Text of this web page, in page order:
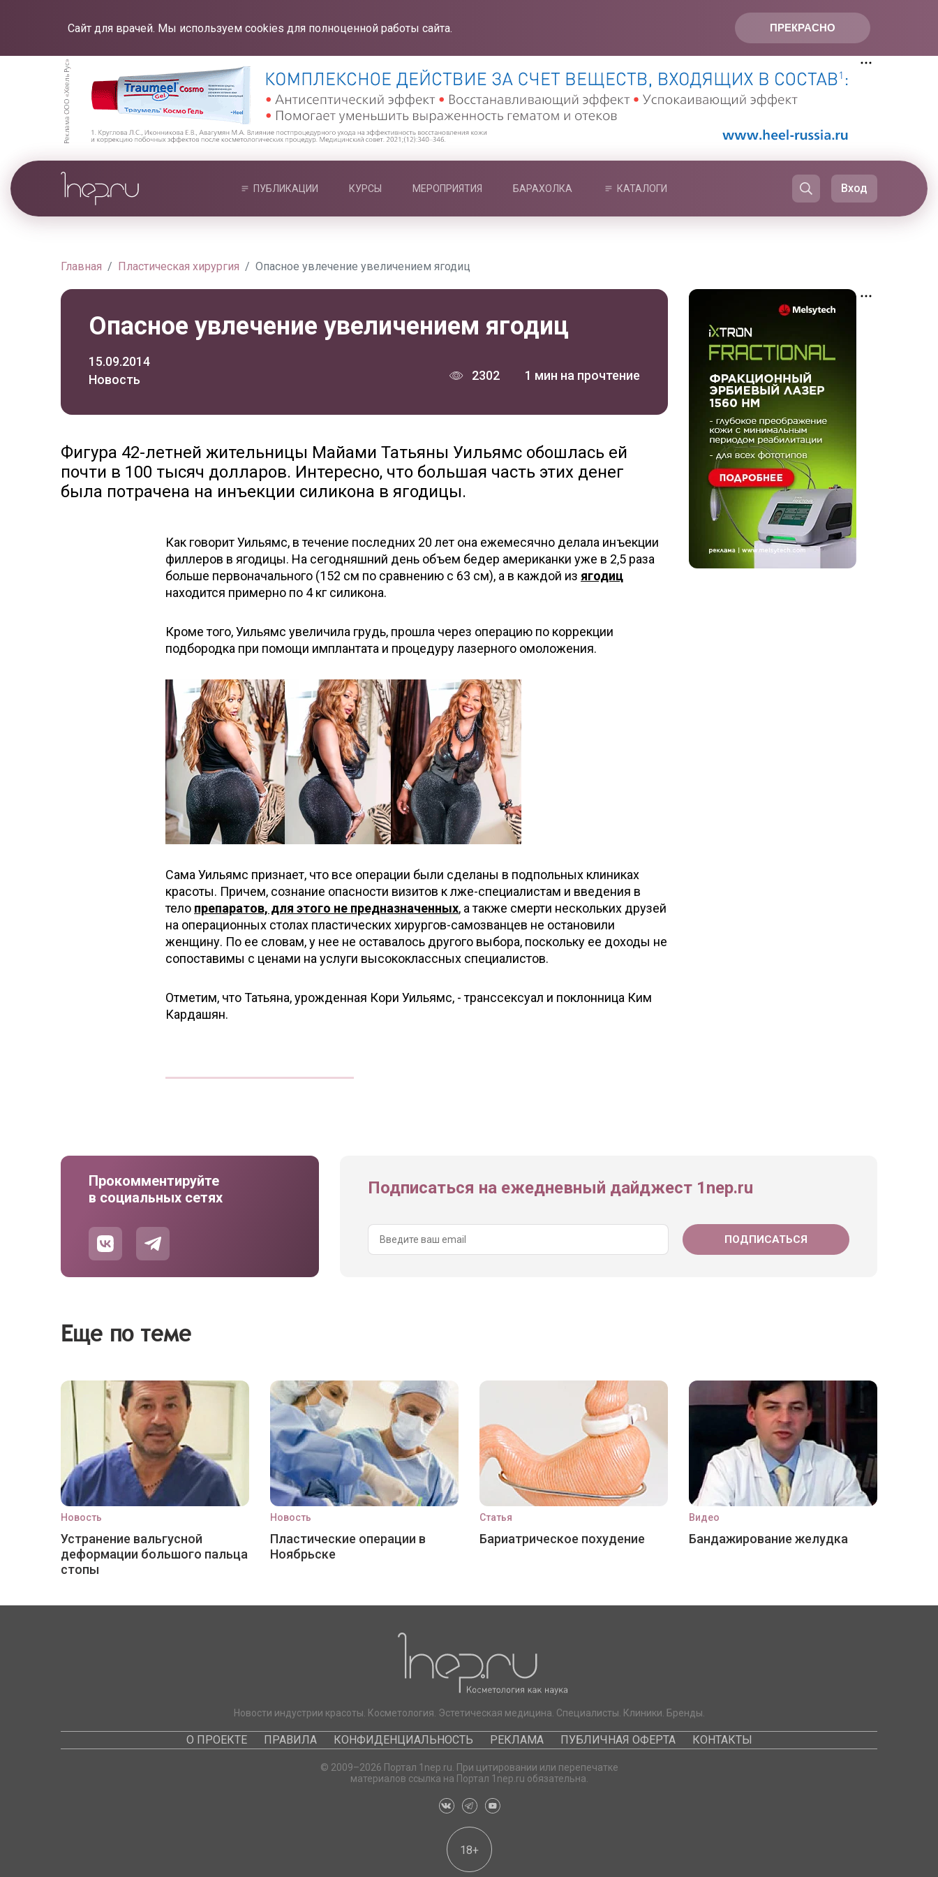
ПРЕКРАСНО
Сайт для врачей. Мы используем cookies для полноценной работы сайта.
ПУБЛИКАЦИИ КУРСЫ МЕРОПРИЯТИЯ БАРАХОЛКА КАТАЛОГИ Вход
Главная Пластическая хирургия Опасное увлечение увеличением ягодиц
Опасное увлечение увеличением ягодиц
15.09.2014
Новость
2302 1 мин на прочтение
Фигура 42-летней жительницы Майами Татьяны Уильямс обошлась ей
почти в 100 тысяч долларов. Интересно, что большая часть этих денег
была потрачена на инъекции силикона в ягодицы.
Как говорит Уильямс, в течение последних 20 лет она ежемесячно делала инъекции
филлеров в ягодицы. На сегодняшний день объем бедер американки уже в 2,5 раза
больше первоначального (152 см по сравнению с 63 см), а в каждой из ягодиц
находится примерно по 4 кг силикона.
Кроме того, Уильямс увеличила грудь, прошла через операцию по коррекции
подбородка при помощи имплантата и процедуру лазерного омоложения.
Сама Уильямс признает, что все операции были сделаны в подпольных клиниках
красоты. Причем, сознание опасности визитов к лже-специалистам и введения в
тело препаратов, для этого не предназначенных, а также смерти нескольких друзей
на операционных столах пластических хирургов-самозванцев не остановили
женщину. По ее словам, у нее не оставалось другого выбора, поскольку ее доходы не
сопоставимы с ценами на услуги высококлассных специалистов.
Отметим, что Татьяна, урожденная Кори Уильямс, - транссексуал и поклонница Ким
Кардашян.
Прокомментируйте
в социальных сетях
Подписаться на ежедневный дайджест 1nep.ru
Еще по теме
Новость
Устранение вальгусной
деформации большого пальца
стопы
Новость
Пластические операции в
Ноябрьске
Статья
Бариатрическое похудение
Видео
Бандажирование желудка
Новости индустрии красоты. Косметология. Эстетическая медицина. Специалисты. Клиники. Бренды.
О ПРОЕКТЕ ПРАВИЛА КОНФИДЕНЦИАЛЬНОСТЬ РЕКЛАМА ПУБЛИЧНАЯ ОФЕРТА КОНТАКТЫ
© 2009–2026 Портал 1nep.ru. При цитировании или перепечатке
материалов ссылка на Портал 1nep.ru обязательна.
18+